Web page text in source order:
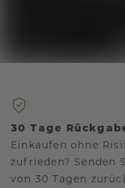
30 Tage
Einkaufen ohne
zufrieden? Senden
von 30 Tagen